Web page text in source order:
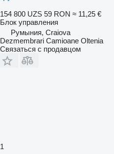
154 800 UZS 59 RON ≈ 11,25 €
Блок управления
Румыния, Craiova
Dezmembrari Camioane Oltenia
Связаться с продавцом
1